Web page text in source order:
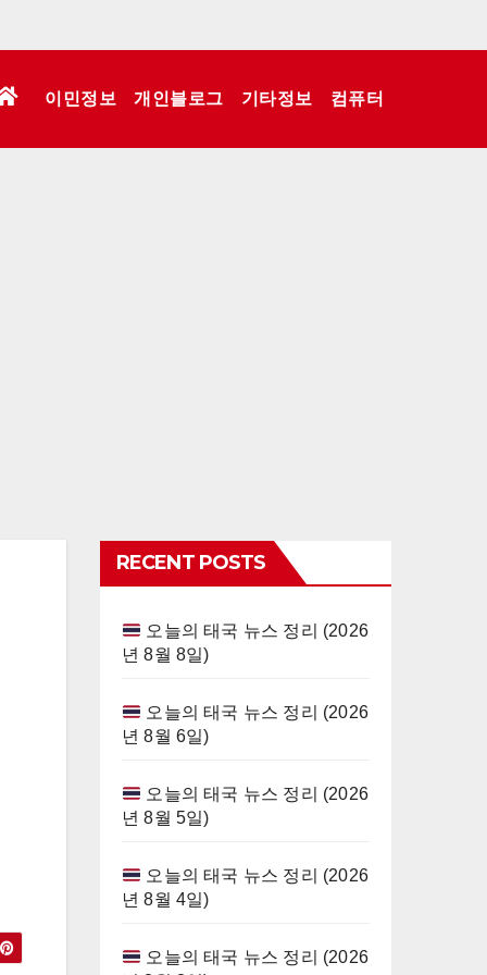
이민정보 개인블로그 기타정보 컴퓨터
RECENT POSTS
오늘의 태국 뉴스 정리 (2026
년 8월 8일)
오늘의 태국 뉴스 정리 (2026
년 8월 6일)
오늘의 태국 뉴스 정리 (2026
년 8월 5일)
오늘의 태국 뉴스 정리 (2026
년 8월 4일)
오늘의 태국 뉴스 정리 (2026